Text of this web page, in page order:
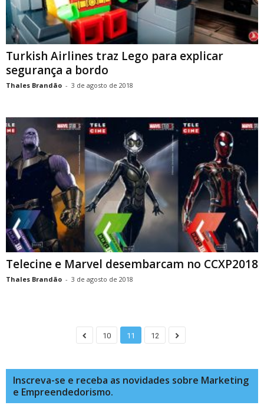
Turkish Airlines traz Lego para explicar
segurança a bordo
Thales Brandão - 3 de agosto de 2018
Telecine e Marvel desembarcam no CCXP2018
Thales Brandão - 3 de agosto de 2018
10 11 12
Inscreva-se e receba as novidades sobre Marketing
e Empreendedorismo.